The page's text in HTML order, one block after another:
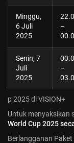
Minggu,
6 Juli
2025
–
Senin, 7
Juli
2025
–
p 2025 di VISION+
Untuk menyaksikan
World Cup 2025
Berlangganan